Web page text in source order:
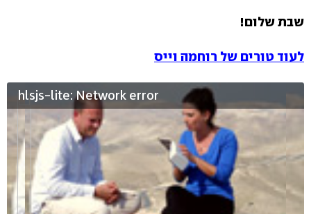
שבת שלום!
לעוד טורים של רוחמה וייס
hlsjs-lite: Network error